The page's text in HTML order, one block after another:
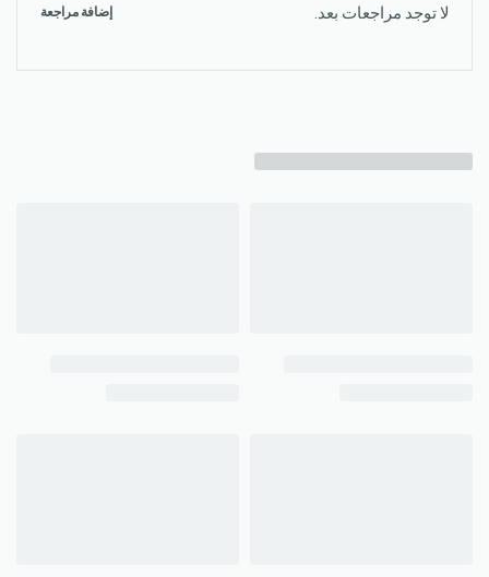
لا توجد مراجعات بعد. إضافة مراجعة